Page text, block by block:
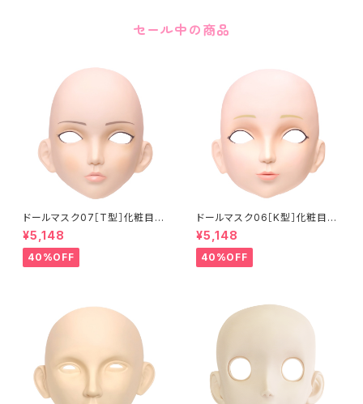
セール中の商品
ドールマスク07［T型］化粧目穴
処理済 MASK07 [DOLL T] O
pening eye hole and make
up
¥5,148
40%OFF
ドールマスク06［K型］化粧目穴
処理 MASK06 [DOLL K] Op
ening eye hole and make
up
¥5,148
40%OFF